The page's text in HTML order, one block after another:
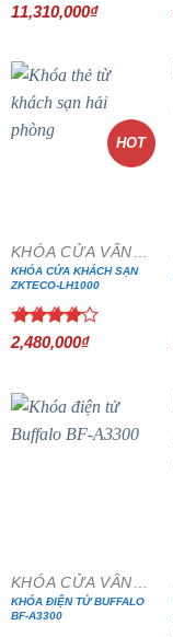
11,310,000₫
HOT
KHÓA CỬA KHÁCH SẠN
ZKTECO-LH1000
Được
sao
2,480,000₫
KHÓA ĐIỆN TỬ BUFFALO
BF-A3300